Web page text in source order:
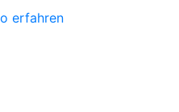
erfahren